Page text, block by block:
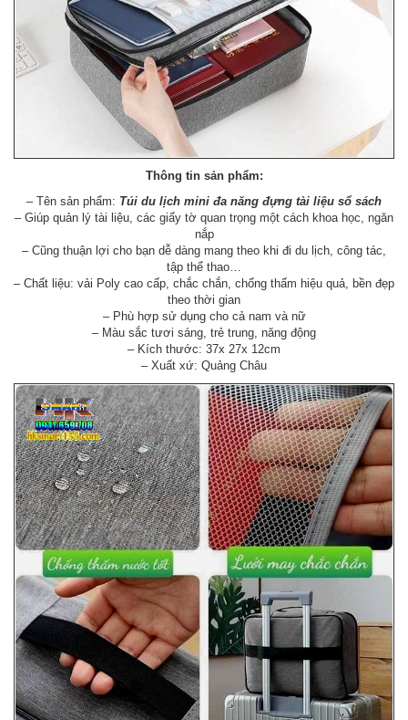
Thông tin sản phẩm:
– Tên sản phẩm: Túi du lịch mini đa năng đựng tài liệu sổ sách
– Giúp quản lý tài liệu, các giấy tờ quan trọng một cách khoa học, ngăn
nắp
– Cũng thuận lợi cho bạn dễ dàng mang theo khi đi du lịch, công tác,
tập thể thao…
– Chất liệu: vải Poly cao cấp, chắc chắn, chống thấm hiệu quả, bền đẹp
theo thời gian
– Phù hợp sử dụng cho cả nam và nữ
– Màu sắc tươi sáng, trẻ trung, năng động
– Kích thước: 37x 27x 12cm
– Xuất xứ: Quảng Châu